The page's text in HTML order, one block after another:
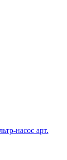
насос арт.